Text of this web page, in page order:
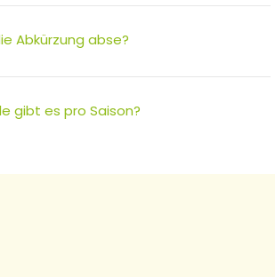
Abkürzung abse?
gibt es pro Saison?